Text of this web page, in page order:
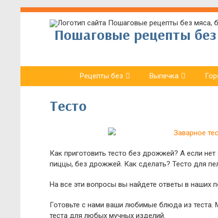
Пошаговые рецепты
Рецепты без Выпечка
Тесто
Как приготовить тесто без дрожжей? А если
пиццы, без дрожжей. Как сделать? Тесто для
На все эти вопросы вы найдете ответы в наших
Готовьте с нами ваши любимые блюда из
теста для любых мучных изделий.